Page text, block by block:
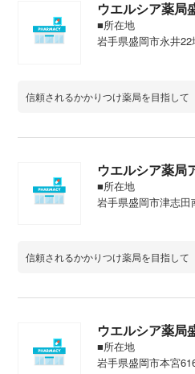
ウエルシア薬局
■所在地
岩手県盛岡市永井22
信頼されるかかりつけ薬局を目指して
ウエルシア薬局
■所在地
岩手県盛岡市津志
信頼されるかかりつけ薬局を目指して
ウエルシア薬局
■所在地
岩手県盛岡市本宮